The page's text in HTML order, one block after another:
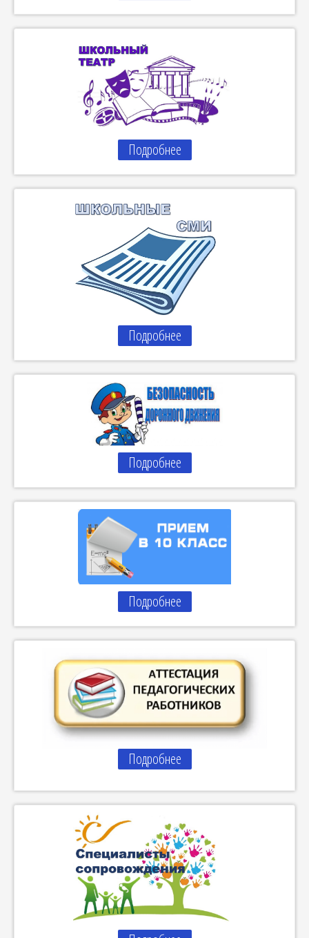
Подробнее
Подробнее
Подробнее
Подробнее
Подробнее